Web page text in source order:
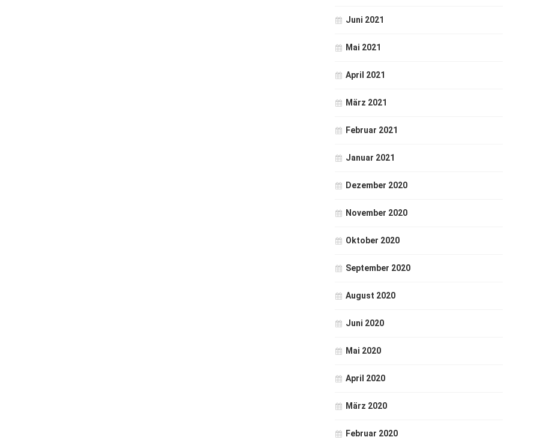
Juni 2021
Mai 2021
April 2021
März 2021
Februar 2021
Januar 2021
Dezember 2020
November 2020
Oktober 2020
September 2020
August 2020
Juni 2020
Mai 2020
April 2020
März 2020
Februar 2020